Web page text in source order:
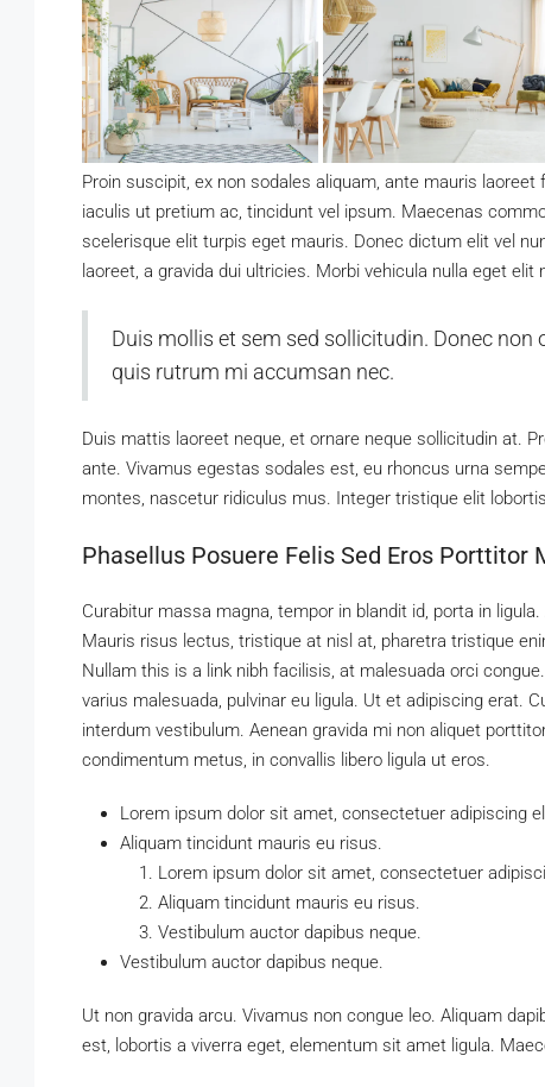
Proin suscipit, ex non sodales aliquam, ante mauris
iaculis ut pretium ac, tincidunt vel ipsum. Maecenas
scelerisque elit turpis eget mauris. Donec dictum elit vel
laoreet, a gravida dui ultricies. Morbi vehicula nulla eget
Duis mollis et sem sed sollicitudin. Donec
quis rutrum mi accumsan nec.
Duis mattis laoreet neque, et ornare neque sollicitudin at.
ante. Vivamus egestas sodales est, eu rhoncus urna
montes, nascetur ridiculus mus. Integer tristique elit
Phasellus Posuere Felis Sed Eros Porttitor
Curabitur massa magna, tempor in blandit id, porta in
Mauris risus lectus, tristique at nisl at, pharetra tristique
Nullam this is a link nibh facilisis, at malesuada orci
varius malesuada, pulvinar eu ligula. Ut et adipiscing erat.
interdum vestibulum. Aenean gravida mi non aliquet
condimentum metus, in convallis libero ligula ut eros.
Lorem ipsum dolor sit amet, consectetuer adipiscing
Aliquam tincidunt mauris eu risus.
Lorem ipsum dolor sit amet, consectetuer
Aliquam tincidunt mauris eu risus.
Vestibulum auctor dapibus neque.
Vestibulum auctor dapibus neque.
Ut non gravida arcu. Vivamus non congue leo. Aliquam
est, lobortis a viverra eget, elementum sit amet ligula.